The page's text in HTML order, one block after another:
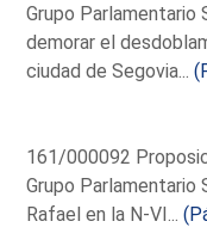
Grupo Parlamentario
demorar el
ciudad de Segovia...
161/000092
Grupo Parlamentario
Rafael en la N-VI...